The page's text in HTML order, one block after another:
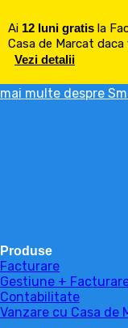
Ai 12 luni gratis la
Casa de Marcat
Vezi detalii
mai multe despre
Produse
Facturare
Gestiune +
Contabilitate
Vanzare cu Casa de